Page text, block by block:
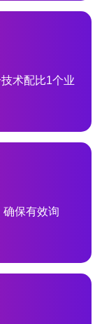
术配比1个业
保有效询